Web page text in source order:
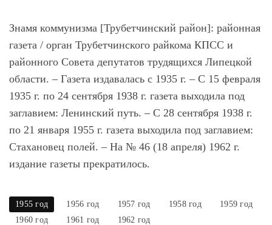
Знамя коммунизма [Трубетчинский район]: районная
газета / орган Трубетчинского райкома КПСС и
районного Совета депутатов трудящихся Липецкой
области. – Газета издавалась с 1935 г. – С 15 февраля
1935 г. по 24 сентября 1938 г. газета выходила под
заглавием: Ленинский путь. – С 28 сентября 1938 г.
по 21 января 1955 г. газета выходила под заглавием:
Стахановец полей. – На № 46 (18 апреля) 1962 г.
издание газеты прекратилось.
1955 год 1956 год 1957 год 1958 год
1959 год
1960 год
1961 год 1962 год